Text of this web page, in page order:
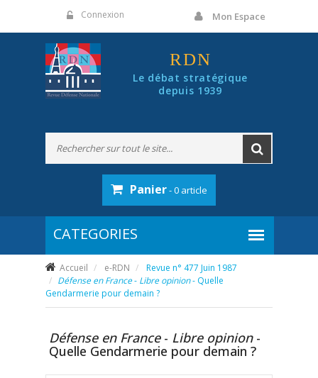
Connexion Mon Espace
RDN
Le débat stratégique
depuis 1939
Panier- 0 article
Accueil e-RDN
Revue n° 477 Juin 1987
Défense en France- Libre opinion- Quelle
Gendarmerie pour demain ?
Défense en France- Libre opinion-
Quelle Gendarmerie pour demain ?